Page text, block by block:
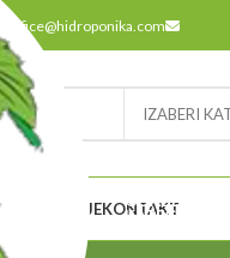
office@hidroponika.com
ODABERITE
KATEGORIJU
LOKACIJEKONTAKT